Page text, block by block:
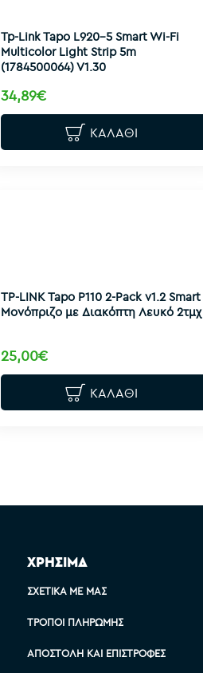
Tp-Link Tapo L920-5 Smart Wi-Fi
Multicolor Light Strip 5m
(1784500064) V1.30
34,89€
ΚΑΛΆΘΙ
TP-LINK Tapo P110 2-Pack v1.2 Smart
Μονόπριζο με Διακόπτη Λευκό 2τμχ
25,00€
ΚΑΛΆΘΙ
ΧΡΗΣΙΜΑ
ΣΧΕΤΙΚΆ ΜΕ ΜΑΣ
ΤΡΌΠΟΙ ΠΛΗΡΩΜΉΣ
ΑΠΟΣΤΟΛΉ ΚΑΙ ΕΠΙΣΤΡΟΦΈΣ